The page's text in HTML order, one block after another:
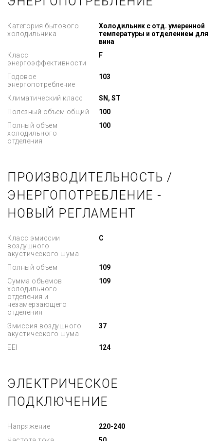
Категория бытового
холодильника
Холодильник с отд. умеренной
температуры и отделением для
вина
Класс
энергоэффективности
F
Годовое
энергопотребление
103
Климатический класс
SN, ST
Полезный объем общий
100
Полный объем
холодильного
отделения
100
ПРОИЗВОДИТЕЛЬНОСТЬ /
ЭНЕРГОПОТРЕБЛЕНИЕ -
НОВЫЙ РЕГЛАМЕНТ
Класс эмиссии
воздушного
акустического шума
C
Полный объем
109
Сумма объемов
холодильного
отделения и
незамерзающего
отделения
109
Эмиссия воздушного
акустического шума
37
EEI 124
ЭЛЕКТРИЧЕСКОЕ
ПОДКЛЮЧЕНИЕ
Напряжение
220-240